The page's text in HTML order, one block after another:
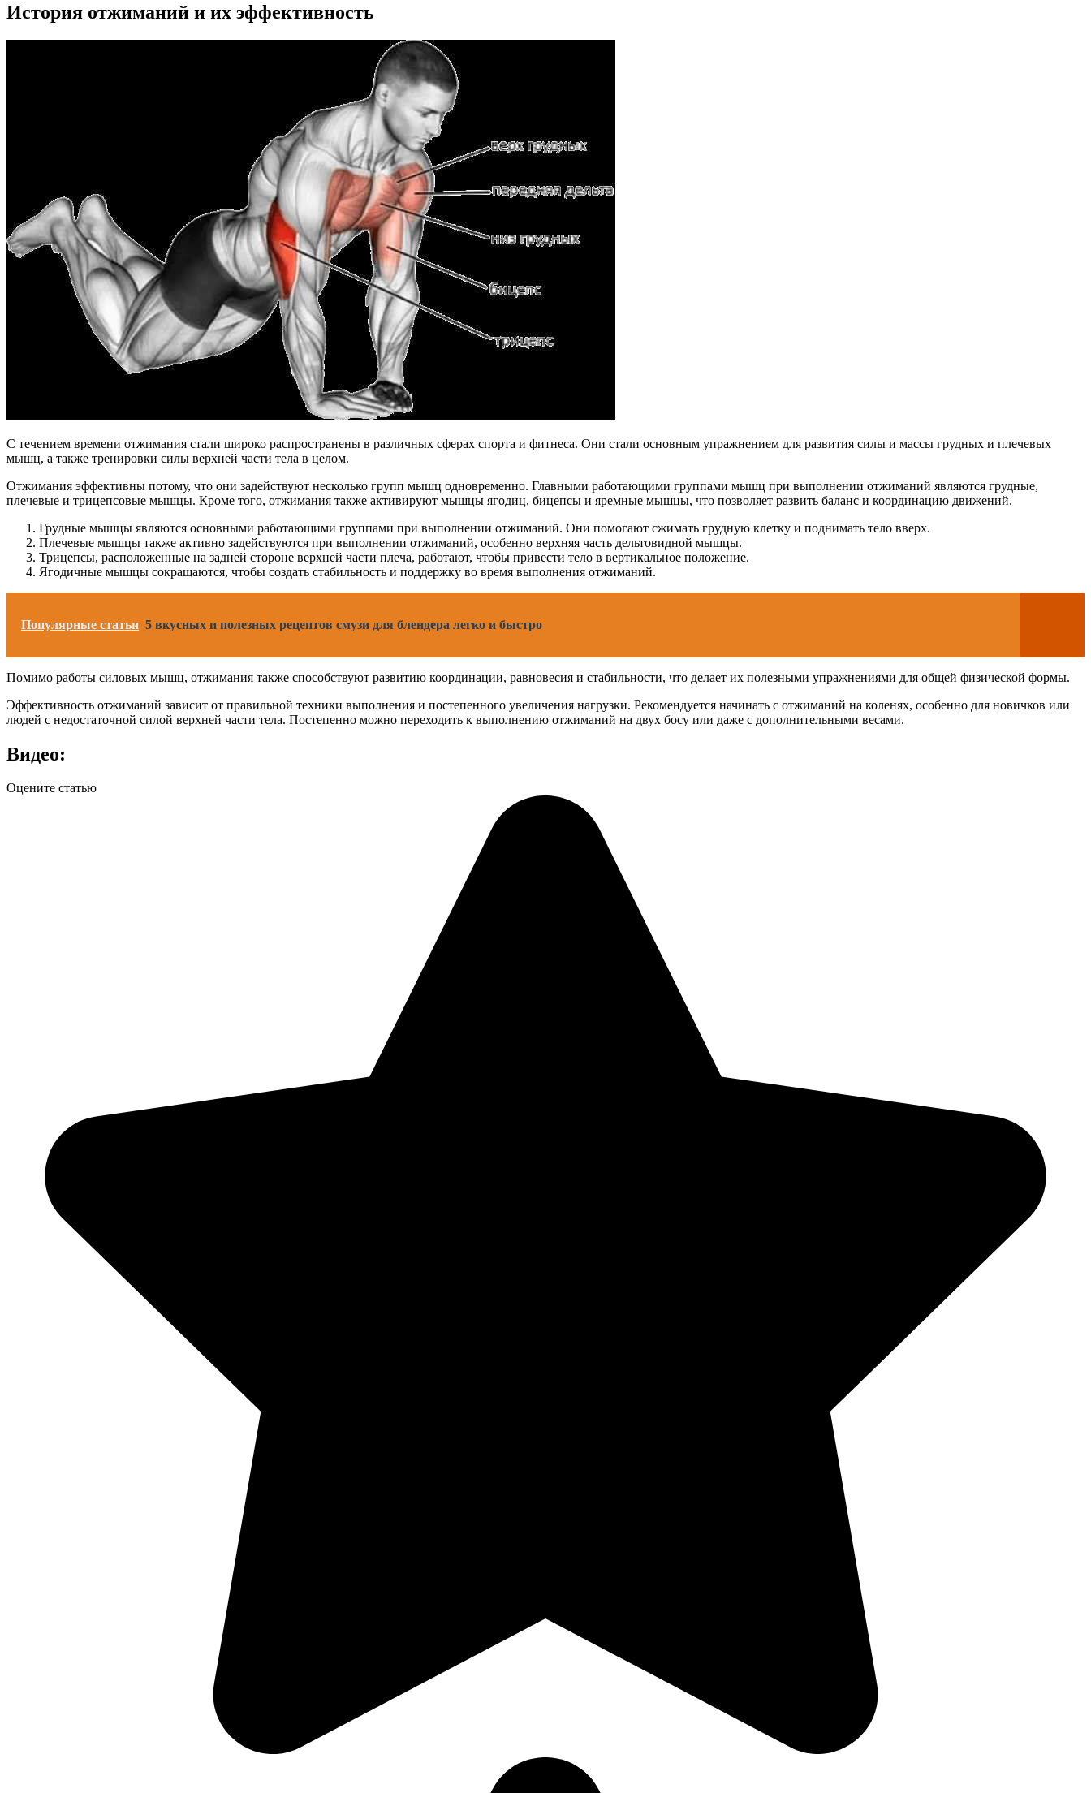
История отжиманий и их эффективность
С течением времени отжимания стали широко распространены в различных сферах спорта и фитнеса. Они стали основным упражнением для развития силы и массы грудных и плечевых
мышц, а также тренировки силы верхней части тела в целом.
Отжимания эффективны потому, что они задействуют несколько групп мышц одновременно. Главными работающими группами мышц при выполнении отжиманий являются грудные,
плечевые и трицепсовые мышцы. Кроме того, отжимания также активируют мышцы ягодиц, бицепсы и яремные мышцы, что позволяет развить баланс и координацию движений.
Грудные мышцы являются основными работающими группами при выполнении отжиманий. Они помогают сжимать грудную клетку и поднимать тело вверх.
Плечевые мышцы также активно задействуются при выполнении отжиманий, особенно верхняя часть дельтовидной мышцы.
Трицепсы, расположенные на задней стороне верхней части плеча, работают, чтобы привести тело в вертикальное положение.
Ягодичные мышцы сокращаются, чтобы создать стабильность и поддержку во время выполнения отжиманий.
Популярные статьи 5 вкусных и полезных рецептов смузи для блендера легко и быстро
Помимо работы силовых мышц, отжимания также способствуют развитию координации, равновесия и стабильности, что делает их полезными упражнениями для общей физической формы.
Эффективность отжиманий зависит от правильной техники выполнения и постепенного увеличения нагрузки. Рекомендуется начинать с отжиманий на коленях, особенно для новичков или
людей с недостаточной силой верхней части тела. Постепенно можно переходить к выполнению отжиманий на двух босу или даже с дополнительными весами.
Видео:
Оцените статью